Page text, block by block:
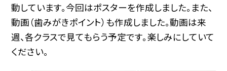
動しています。今回はポスターを作成しました。また、
動画（歯みがきポイント）も作成しました。動画は来
週、各クラスで見てもらう予定です。楽しみにしていて
ください。